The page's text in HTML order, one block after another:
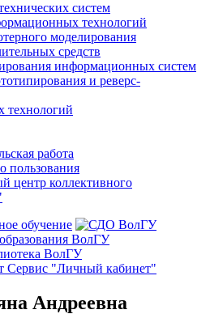
систем
технологий
моделирования
средств
информационных систем
и реверс-
технологий
работа
пользования
центр коллективного
обучение
ВолГУ
ВолГУ
Сервис "Личный кабинет"
Андреевна